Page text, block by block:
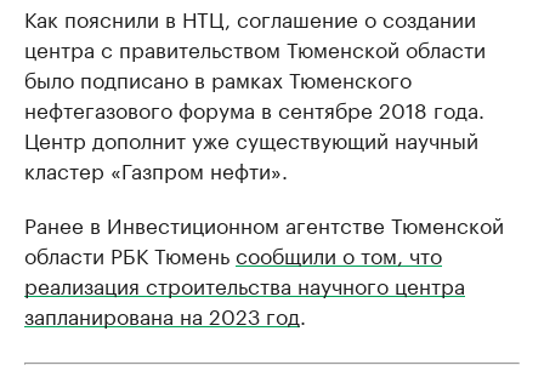
Как пояснили в НТЦ, соглашение о создании
центра с правительством Тюменской области
было подписано в рамках Тюменского
нефтегазового форума в сентябре 2018 года.
Центр дополнит уже существующий научный
кластер «Газпром нефти».
Ранее в Инвестиционном агентстве Тюменской
области РБК Тюменьсообщили о том, что
реализация строительства научного центра
запланирована на 2023 год.